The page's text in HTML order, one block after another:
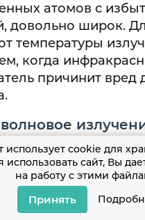
атомов с
довольно широк.
температуры
когда
причинит вред
безопасно.
на кожу и
на поверхностные
вызывая чувство
использует cookie для
сайт, Вы
на работу с этими
Принять